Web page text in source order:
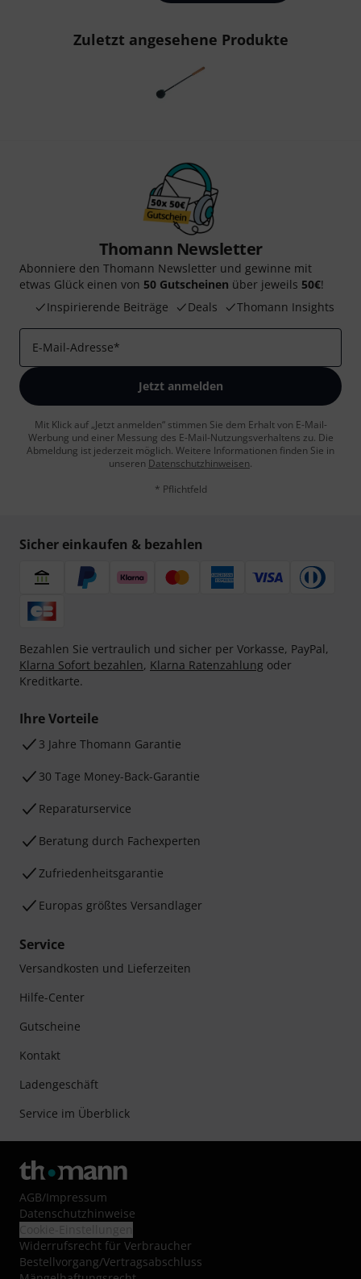
Zuletzt angesehene Produkte
Thomann Newsletter
Abonniere den Thomann Newsletter und gewinne mit
etwas Glück einen von 50 Gutscheinen über jeweils 50€!
Inspirierende Beiträge
Deals Thomann Insights
E-Mail-Adresse*
Jetzt anmelden
Mit Klick auf „Jetzt anmelden“ stimmen Sie dem Erhalt von E-Mail-
Werbung und einer Messung des E-Mail-Nutzungsverhaltens zu. Die
Abmeldung ist jederzeit möglich. Weitere Informationen finden Sie in
unseren Datenschutzhinweisen.
* Pflichtfeld
Sicher einkaufen & bezahlen
Bezahlen Sie vertraulich und sicher per Vorkasse, PayPal,
Klarna Sofort bezahlen, Klarna Ratenzahlung oder
Kreditkarte.
Ihre Vorteile
3 Jahre Thomann Garantie
30 Tage Money-Back-Garantie
Reparaturservice
Beratung durch Fachexperten
Zufriedenheitsgarantie
Europas größtes Versandlager
Service
Versandkosten und Lieferzeiten
Hilfe-Center
Gutscheine
Kontakt
Ladengeschäft
Service im Überblick
AGB/Impressum
Datenschutzhinweise
Widerrufsrecht für Verbraucher
Bestellvorgang/Vertragsabschluss